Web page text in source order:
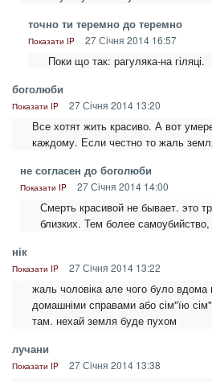
точно ти теремно до теремно
Показати IP 27 Січня 2014 16:57
Поки що так: рагуляка-на гіляці.
боголюби
Показати IP 27 Січня 2014 13:20
Все хотят жить красиво. А вот
каждому. Если честно то жаль
не согласен до боголюби
Показати IP 27 Січня 2014 14:00
Смерть красивой не бывает. это
близких. Тем более самоубийство,
нік
Показати IP 27 Січня 2014 13:22
жаль чоловіка але чого було вдома
домашніми справами або сім"їю
там. нехай земля буде пухом
лучани
Показати IP 27 Січня 2014 13:38